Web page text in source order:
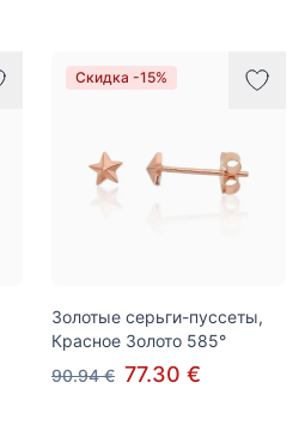
Скидка -15%
Золотые серьги-пуссеты,
Красное Золото 585°
90.94 € 77.30 €